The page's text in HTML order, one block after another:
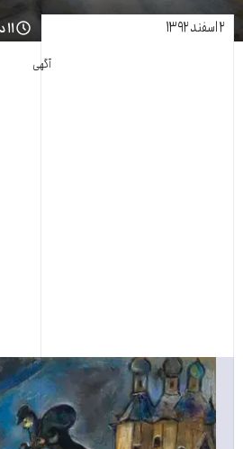
۲ اسفند ۱۳۹۲ ۱۱ دقیقه
آگهی